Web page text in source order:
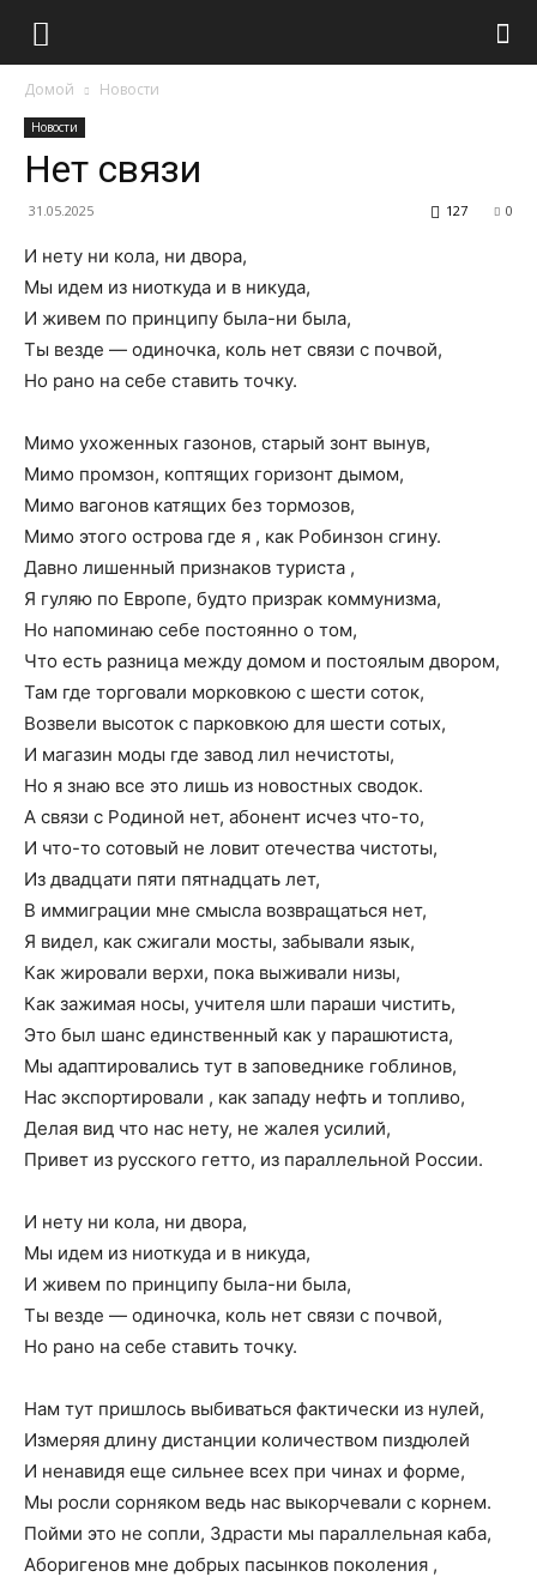
Домой Новости
Новости
Нет связи
31.05.2025 0
127
И нету ни кола, ни двора,
Мы идем из ниоткуда и в никуда,
И живем по принципу была-ни была,
Ты везде — одиночка, коль нет связи с почвой,
Но рано на себе ставить точку.
Мимо ухоженных газонов, старый зонт вынув,
Мимо промзон, коптящих горизонт дымом,
Мимо вагонов катящих без тормозов,
Мимо этого острова где я , как Робинзон сгину.
Давно лишенный признаков туриста ,
Я гуляю по Европе, будто призрак коммунизма,
Но напоминаю себе постоянно о том,
Что есть разница между домом и постоялым двором,
Там где торговали морковкою с шести соток,
Возвели высоток с парковкою для шести сотых,
И магазин моды где завод лил нечистоты,
Но я знаю все это лишь из новостных сводок.
А связи с Родиной нет, абонент исчез что-то,
И что-то сотовый не ловит отечества чистоты,
Из двадцати пяти пятнадцать лет,
В иммиграции мне смысла возвращаться нет,
Я видел, как сжигали мосты, забывали язык,
Как жировали верхи, пока выживали низы,
Как зажимая носы, учителя шли параши чистить,
Это был шанс единственный как у парашютиста,
Мы адаптировались тут в заповеднике гоблинов,
Нас экспортировали , как западу нефть и топливо,
Делая вид что нас нету, не жалея усилий,
Привет из русского гетто, из параллельной России.
И нету ни кола, ни двора,
Мы идем из ниоткуда и в никуда,
И живем по принципу была-ни была,
Ты везде — одиночка, коль нет связи с почвой,
Но рано на себе ставить точку.
Нам тут пришлось выбиваться фактически из нулей,
Измеряя длину дистанции количеством пиздюлей
И ненавидя еще сильнее всех при чинах и форме,
Мы росли сорняком ведь нас выкорчевали с корнем.
Пойми это не сопли, Здрасти мы параллельная каба,
Аборигенов мне добрых пасынков поколения ,